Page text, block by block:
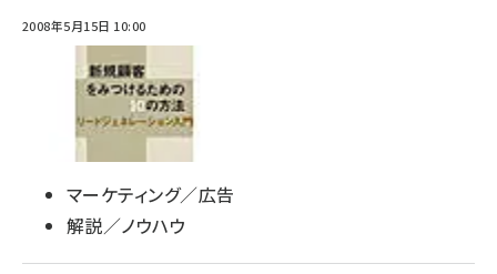
2008年5月15日 10:00
マーケティング／広告
解説／ノウハウ